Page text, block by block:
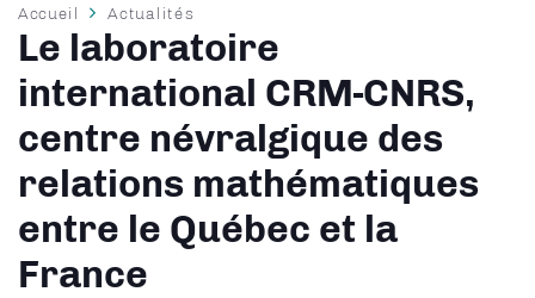
Fil
d'Ariane
Accueil Actualités
Le laboratoire
international CRM-CNRS,
centre névralgique des
relations mathématiques
entre le Québec et la
France